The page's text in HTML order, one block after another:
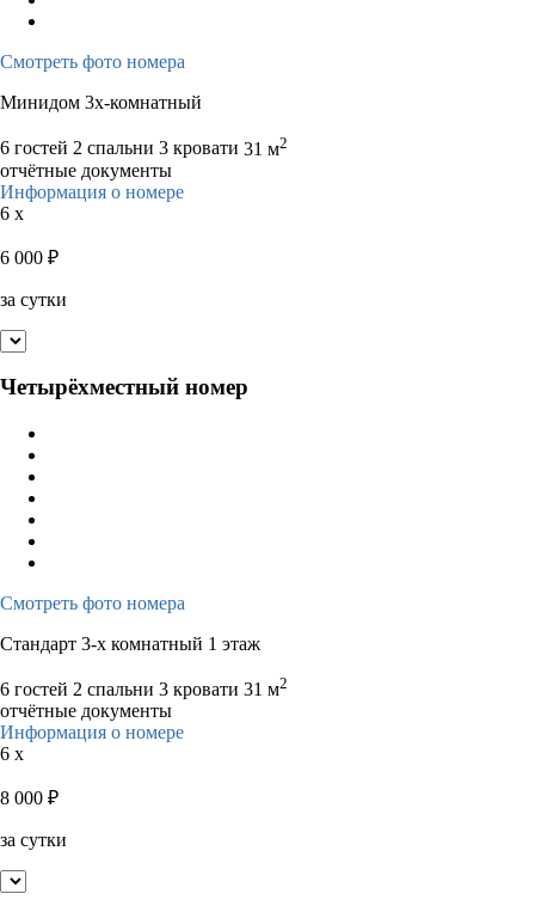
Смотреть фото номера
Минидом 3х-комнатный
6 гостей 2 спальни 3 кровати 31 м2
отчётные документы
Информация о номере
6 x
6 000 ₽
за сутки
Четырёхместный номер
Смотреть фото номера
Стандарт 3-х комнатный 1 этаж
6 гостей 2 спальни 3 кровати 31 м2
отчётные документы
Информация о номере
6 x
8 000 ₽
за сутки